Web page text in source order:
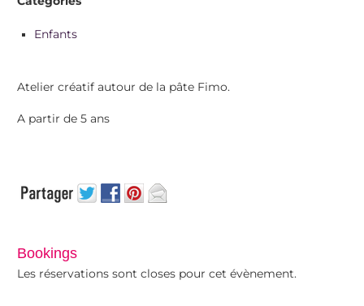
Enfants
Atelier créatif autour de la pâte Fimo.
A partir de 5 ans
Bookings
Les réservations sont closes pour cet évènement.